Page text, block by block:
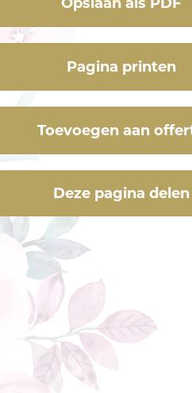
Pagina printen
Toevoegen aan
Deze pagina delen
Deze pagina delen